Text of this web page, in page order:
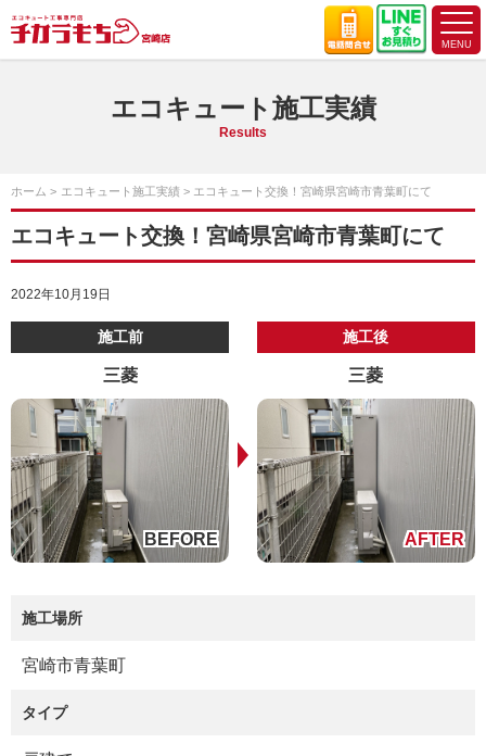
エコキュート施工実績
Results
ホーム エコキュート施工実績 エコキュート交換！宮崎県宮崎市青葉町にて
エコキュート交換！宮崎県宮崎市青葉町にて
2022年10月19日
施工前
三菱
施工後
三菱
施工場所
宮崎市青葉町
タイプ